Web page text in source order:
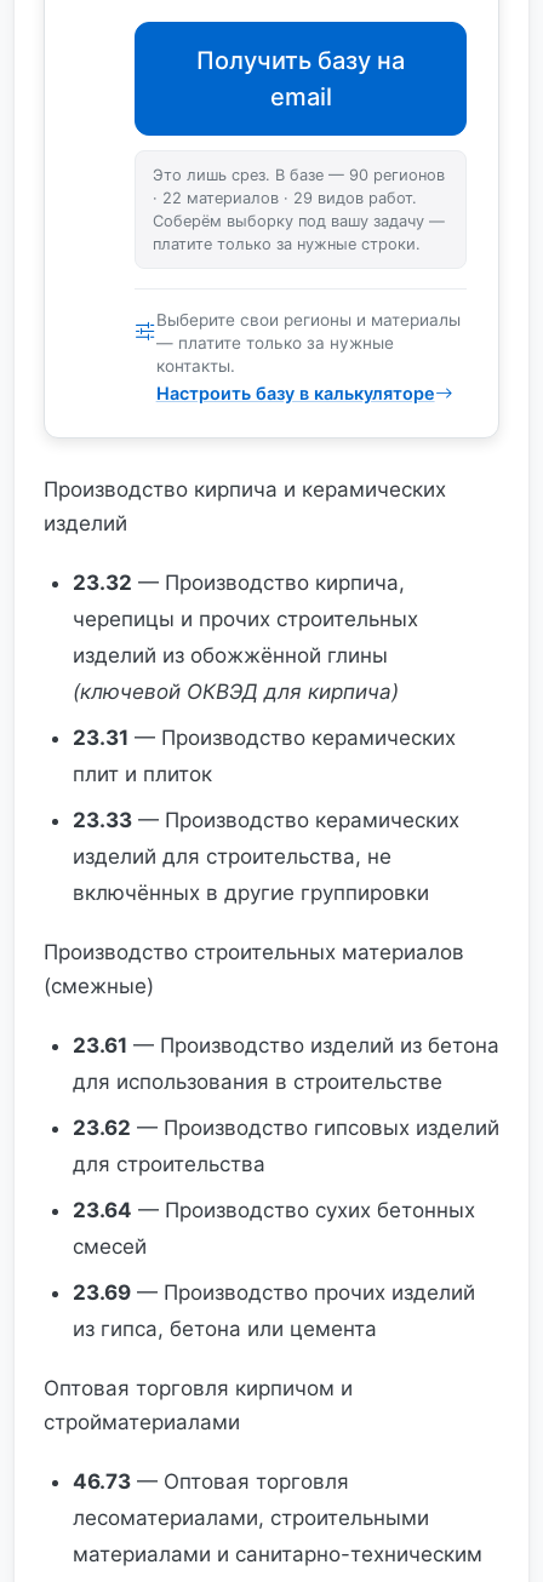
Получить базу на
email
Это лишь срез. В базе — 90 регионов
· 22 материалов · 29 видов работ.
Соберём выборку под вашу задачу —
платите только за нужные строки.
Выберите свои регионы и материалы
— платите только за нужные
контакты.
Настроить базу в калькуляторе
Производство кирпича и керамических
изделий
23.32 — Производство кирпича,
черепицы и прочих строительных
изделий из обожжённой глины
(ключевой ОКВЭД для кирпича)
23.31 — Производство керамических
плит и плиток
23.33 — Производство керамических
изделий для строительства, не
включённых в другие группировки
Производство строительных материалов
(смежные)
23.61 — Производство изделий из бетона
для использования в строительстве
23.62 — Производство гипсовых изделий
для строительства
23.64 — Производство сухих бетонных
смесей
23.69 — Производство прочих изделий
из гипса, бетона или цемента
Оптовая торговля кирпичом и
стройматериалами
46.73 — Оптовая торговля
лесоматериалами, строительными
материалами и санитарно-техническим